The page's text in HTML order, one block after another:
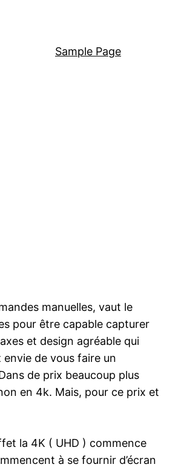
Sample Page
manuelles, vaut le
pour être capable capturer
et design agréable qui
de vous faire un
de prix beaucoup plus
en 4k. Mais, pour ce prix et
la 4K ( UHD ) commence
à se fournir d’écran